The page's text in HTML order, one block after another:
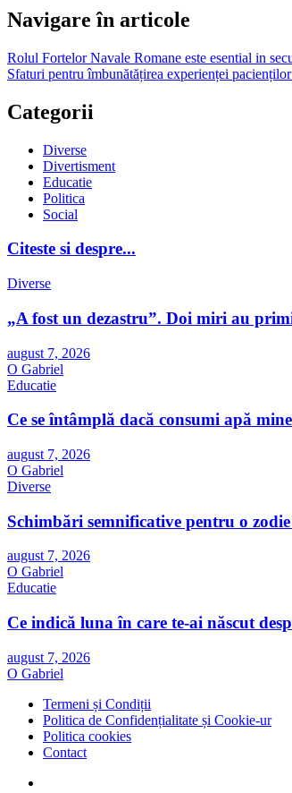
Navigare în articole
Rolul Fortelor Navale Romane este esential in
Sfaturi pentru îmbunătățirea experienței
Categorii
Diverse
Divertisment
Educatie
Politica
Social
Citeste si despre...
Diverse
„A fost un dezastru”. Doi miri au
august 7, 2026
O Gabriel
Educatie
Ce se întâmplă dacă consumi apă
august 7, 2026
O Gabriel
Diverse
Schimbări semnificative pentru o
august 7, 2026
O Gabriel
Educatie
Ce indică luna în care te-ai născut
august 7, 2026
O Gabriel
Termeni și Condiții
Politica de Confidențialitate și Cookie-ur
Politica cookies
Contact